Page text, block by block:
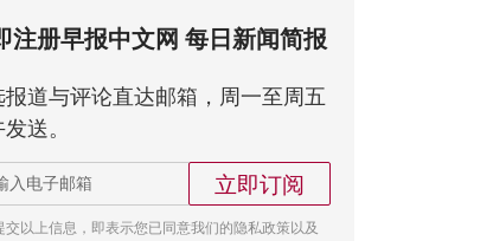
注册早报中文网 每日新闻简报
报道与评论直达邮箱，周一至周五
发送。
立即订阅
交以上信息，即表示您已同意我们的隐私政策以及